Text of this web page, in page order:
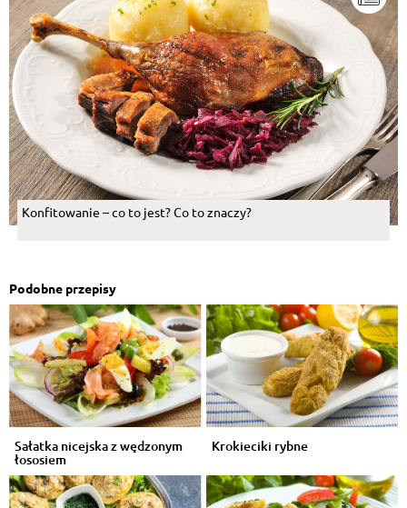
Konfitowanie – co to jest? Co to znaczy?
Podobne przepisy
Sałatka nicejska z wędzonym
łososiem
Krokieciki rybne